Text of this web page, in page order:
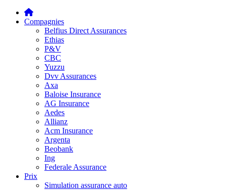
Compagnies
Belfius Direct Assurances
Ethias
P&V
CBC
Yuzzu
Dvv Assurances
Axa
Baloise Insurance
AG Insurance
Aedes
Allianz
Acm Insurance
Argenta
Beobank
Ing
Federale Assurance
Prix
Simulation assurance auto